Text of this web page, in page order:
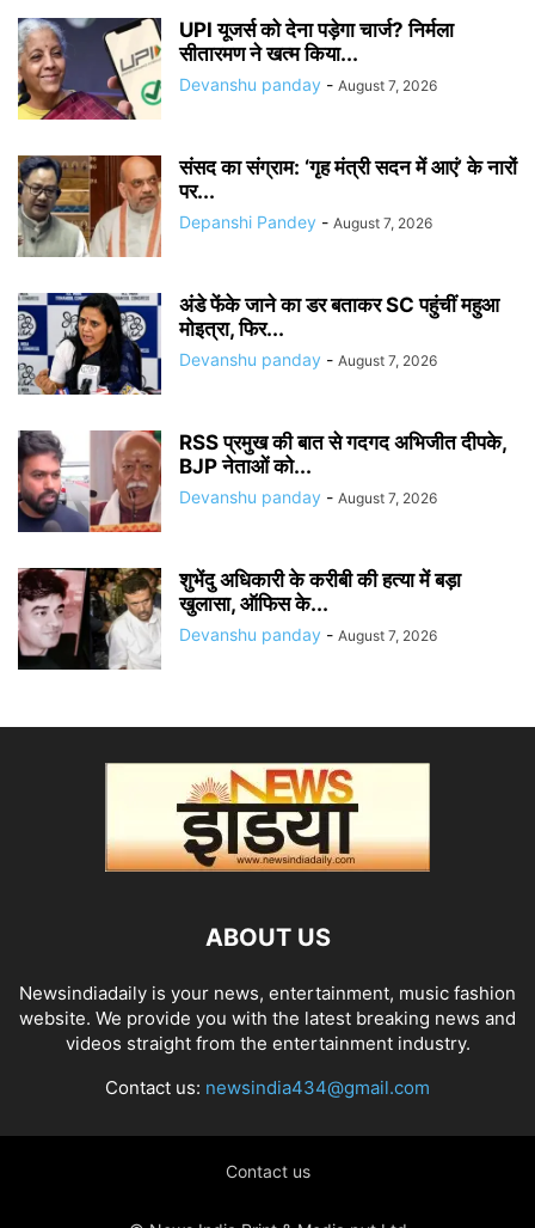
UPI यूजर्स को देना पड़ेगा चार्ज? निर्मला
सीतारमण ने खत्म किया...
Devanshu panday - August 7, 2026
संसद का संग्राम: ‘गृह मंत्री सदन में आएं’ के नारों
पर...
Depanshi Pandey - August 7, 2026
अंडे फेंके जाने का डर बताकर SC पहुंचीं महुआ
मोइत्रा, फिर...
Devanshu panday - August 7, 2026
RSS प्रमुख की बात से गदगद अभिजीत दीपके,
BJP नेताओं को...
Devanshu panday - August 7, 2026
शुभेंदु अधिकारी के करीबी की हत्या में बड़ा
खुलासा, ऑफिस के...
Devanshu panday - August 7, 2026
ABOUT US
Newsindiadaily is your news, entertainment, music fashion
website. We provide you with the latest breaking news and
videos straight from the entertainment industry.
Contact us: newsindia434@gmail.com
Contact us